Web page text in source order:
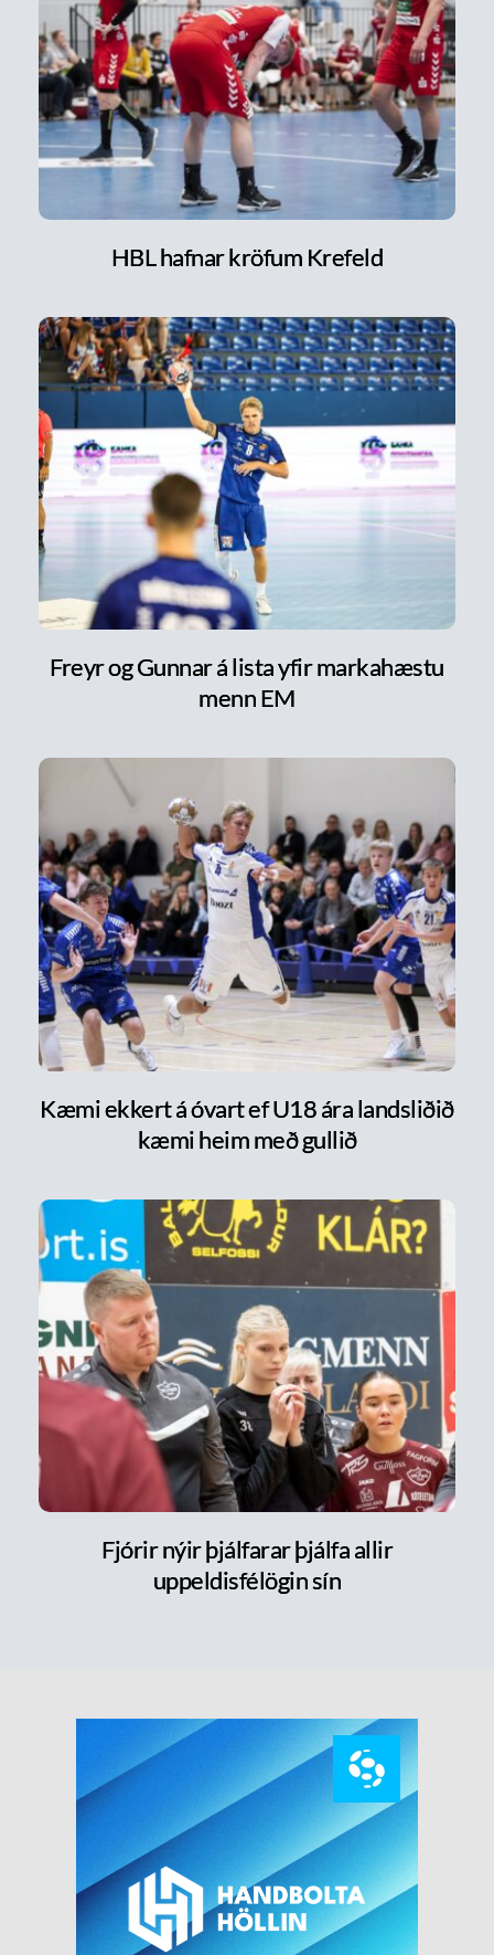
HBL hafnar kröfum Krefeld
Freyr og Gunnar á lista yfir markahæstu
menn EM
Kæmi ekkert á óvart ef U18 ára landsliðið
kæmi heim með gullið
Fjórir nýir þjálfarar þjálfa allir
uppeldisfélögin sín